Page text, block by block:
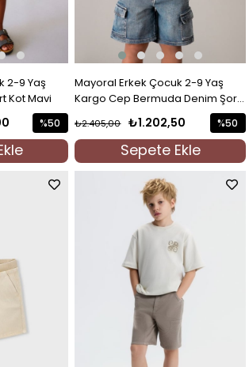
2-9 Yaş
Kot Mavi
%50
İndirim
%50İndirim
Mayoral Erkek Çocuk 2-9 Yaş
Kargo Cep Bermuda Denim Şort
₺1.202,50
₺2.405,00
Sepete Ekle
%50
İndirim